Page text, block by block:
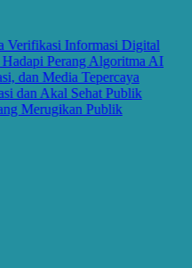
Informasi Digital
Perang Algoritma AI
Media Tepercaya
Akal Sehat Publik
Publik